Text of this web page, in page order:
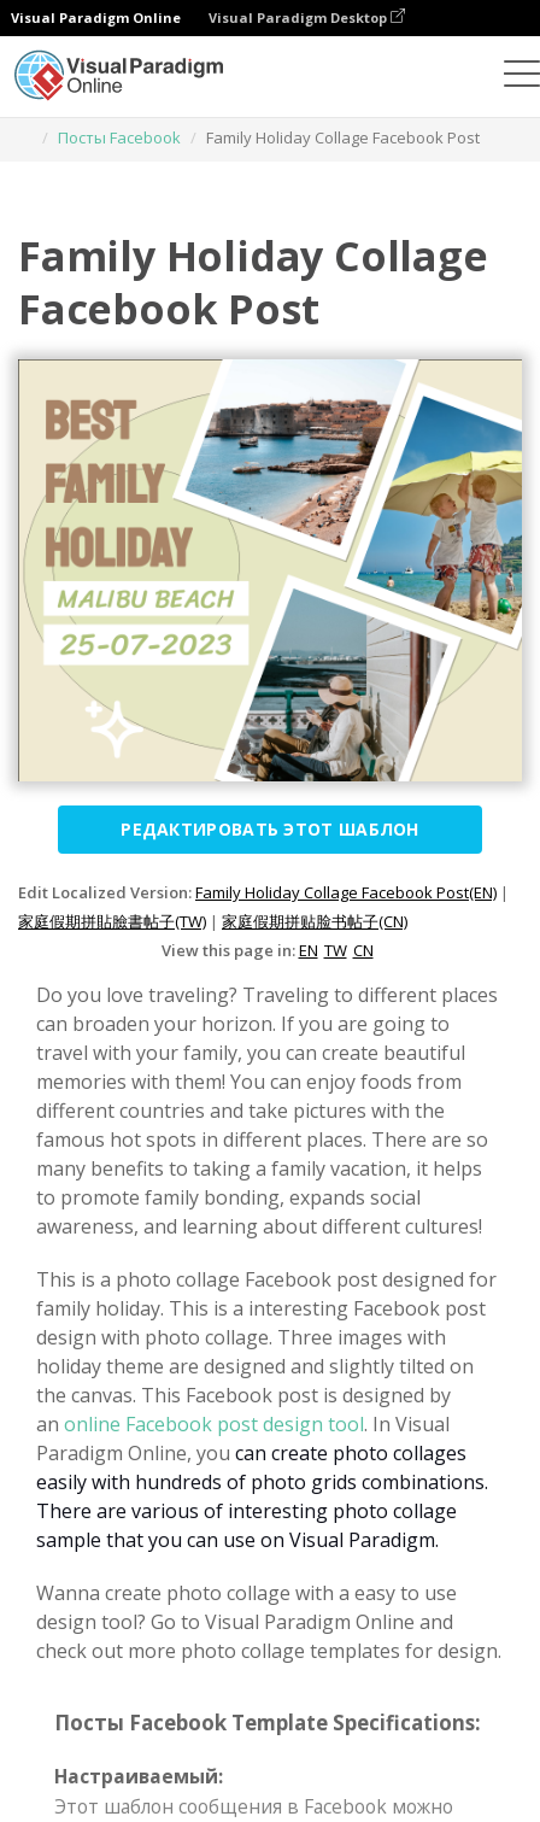
Visual Paradigm Online Visual Paradigm Desktop
Посты Facebook
Family Holiday Collage Facebook Post
Family Holiday Collage
Facebook Post
РЕДАКТИРОВАТЬ ЭТОТ ШАБЛОН
Edit Localized Version:Family Holiday Collage Facebook Post(EN) |
家庭假期拼貼臉書帖子(TW) | 家庭假期拼贴脸书帖子(CN)
View this page in:EN TW CN
Do you love traveling? Traveling to different places
can broaden your horizon. If you are going to
travel with your family, you can create beautiful
memories with them! You can enjoy foods from
different countries and take pictures with the
famous hot spots in different places. There are so
many benefits to taking a family vacation, it helps
to promote family bonding, expands social
awareness, and learning about different cultures!
This is a photo collage Facebook post designed for
family holiday. This is a interesting Facebook post
design with photo collage. Three images with
holiday theme are designed and slightly tilted on
the canvas. This Facebook post is designed by
an online Facebook post design tool. In Visual
Paradigm Online, you can create photo collages
easily with hundreds of photo grids combinations.
There are various of interesting photo collage
sample that you can use on Visual Paradigm.
Wanna create photo collage with a easy to use
design tool? Go to Visual Paradigm Online and
check out more photo collage templates for design.
Посты Facebook Template Specifications:
Настраиваемый:
Этот шаблон сообщения в Facebook можно